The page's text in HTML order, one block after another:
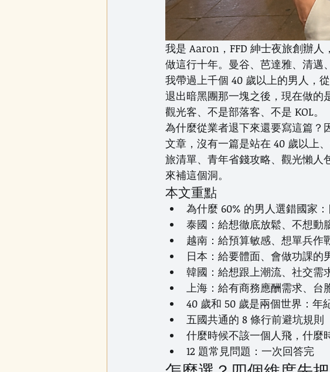
我是 Aaron，FFD 紳士夜旅創辦人
做這行十年。曼谷、芭達雅、清邁
我帶過上千個 40 歲以上的男人，
退出暗黑團那一塊之後，現在做的
觀光客、不是部落客、不是 KOL。
為什麼從業者退下來還要寫這篇？
文章，沒有一篇是站在 40 歲以上
旅清單、青年省錢攻略、觀光懶人
來補這個洞。
本文重點
為什麼 60% 的男人選錯國家
泰國：給想徹底放鬆、不想動
越南：給預算敏感、想單兵作
日本：給要體面、會做功課的
韓國：給想跟上潮流、社交需
上海：給有商務應酬需求、台
40 歲和 50 歲是兩個世界：年
五國共通的 8 條行前避坑規則
什麼時候不該一個人飛，什麼
12 題常見問題：一次回答完